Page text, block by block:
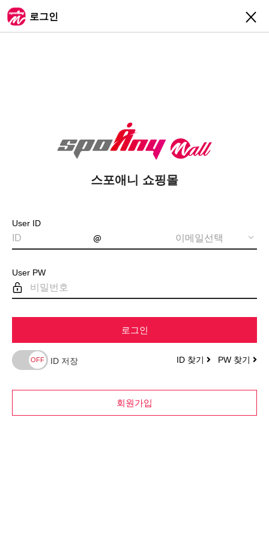
로그인
닫
기
스포애니 쇼핑몰
User ID
User PW
로그인
ID 저장 ID 찾기 PW 찾기
회원가입